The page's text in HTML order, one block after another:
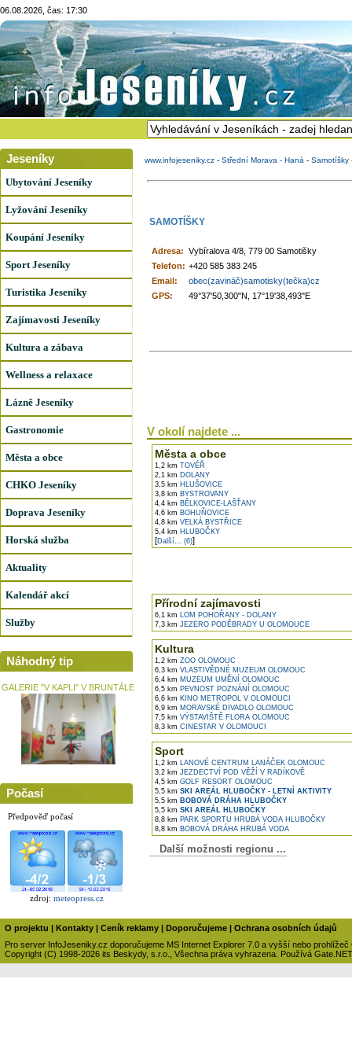
06.08.2026, čas: 17:30
Jeseníky
Ubytování Jeseníky
Lyžování Jeseníky
Koupání Jeseníky
Sport Jeseníky
Turistika Jeseníky
Zajímavosti Jeseníky
Kultura a zábava
Wellness a relaxace
Lázně Jeseníky
Gastronomie
Města a obce
CHKO Jeseníky
Doprava Jeseníky
Horská služba
Aktuality
Kalendář akcí
Služby
Náhodný tip
GALERIE "V KAPLI" V BRUNTÁLE
Počasí
Předpověď počasí
zdroj: meteopress.cz
www.infojeseniky.cz - Střední Morava - Haná - Samotíšky
SAMOTÍŠKY
Adresa: Vybíralova 4/8, 779 00 Samotišky
Telefon: +420 585 383 245
Email:
obec(zavináč)samotisky(tečka)cz
GPS:
49°37'50,300"N, 17°19'38,493"E
V okolí najdete ...
Města a obce
1,2 km TOVÉŘ
2,1 km DOLANY
3,5 km HLUŠOVICE
3,8 km BYSTROVANY
4,4 km BĚLKOVICE-LAŠŤANY
4,6 km BOHUŇOVICE
4,8 km VELKÁ BYSTŘICE
5,4 km HLUBOČKY
[Další... (6)]
Přírodní zajímavosti
6,1 km LOM POHOŘANY - DOLANY
7,3 km JEZERO PODĚBRADY U OLOMOUCE
Kultura
1,2 km ZOO OLOMOUC
6,3 km VLASTIVĚDNÉ MUZEUM OLOMOUC
6,4 km MUZEUM UMĚNÍ OLOMOUC
6,5 km PEVNOST POZNÁNÍ OLOMOUC
6,6 km KINO METROPOL V OLOMOUCI
6,9 km MORAVSKÉ DIVADLO OLOMOUC
7,5 km VÝSTAVIŠTĚ FLORA OLOMOUC
8,3 km CINESTAR V OLOMOUCI
Sport
1,2 km LANOVÉ CENTRUM LANÁČEK OLOMOUC
3,2 km JEZDECTVÍ POD VĚŽÍ V RADÍKOVĚ
4,5 km GOLF RESORT OLOMOUC
5,5 km SKI AREÁL HLUBOČKY - LETNÍ AKTIVITY
5,5 km BOBOVÁ DRÁHA HLUBOČKY
5,5 km SKI AREÁL HLUBOČKY
8,8 km PARK SPORTU HRUBÁ VODA HLUBOČKY
8,8 km BOBOVÁ DRÁHA HRUBÁ VODA
Další možnosti regionu ...
O projektu Kontakty Ceník reklamy Doporučujeme
Ochrana osobních údajů
Pro server InfoJeseniky.cz doporučujeme MS Internet Explorer 7.0 a vyšší nebo prohlížeč
Copyright (C) 1998-2026 its Beskydy, s.r.o., Všechna práva vyhrazena. Používá